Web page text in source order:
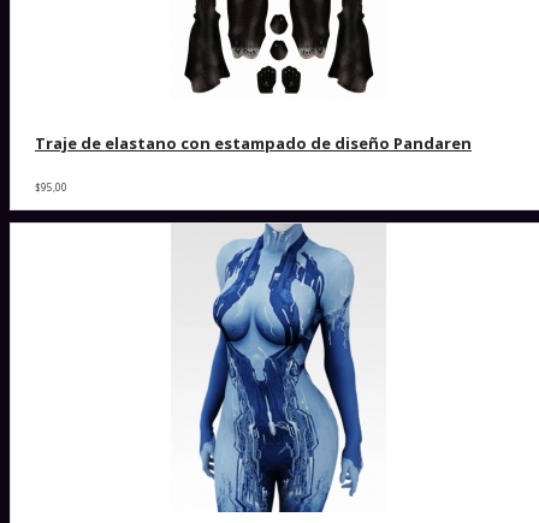
Traje de elastano con estampado de diseño Pandaren
$95,00